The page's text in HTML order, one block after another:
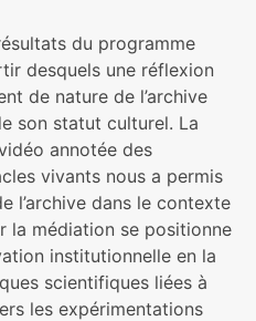
du programme
desquels une réflexion
de nature de l’archive
son statut culturel. La
annotée des
vivants nous a permis
l’archive dans le contexte
la médiation se positionne
institutionnelle en la
scientifiques liées à
les expérimentations